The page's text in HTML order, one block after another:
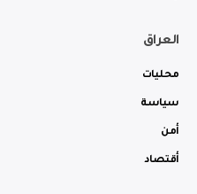
العراق
محليات
سياسة
أمن
أقتصاد